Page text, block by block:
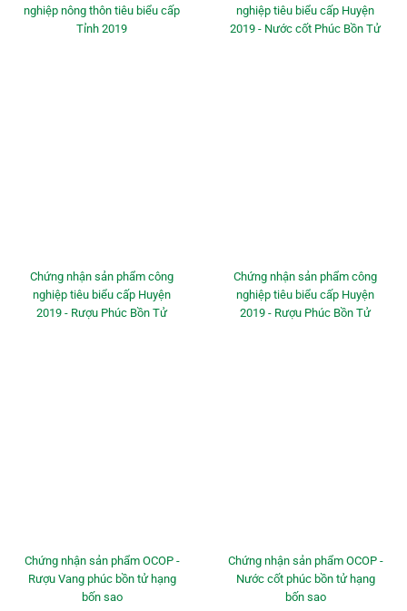
nghiệp nông thôn tiêu biểu cấp
Tỉnh 2019
nghiệp tiêu biểu cấp Huyện
2019 - Nước cốt Phúc Bồn Tử
Chứng nhận sản phẩm công
nghiệp tiêu biểu cấp Huyện
2019 - Rượu Phúc Bồn Tử
Chứng nhận sản phẩm công
nghiệp tiêu biểu cấp Huyện
2019 - Rượu Phúc Bồn Tử
Chứng nhận sản phẩm OCOP -
Rượu Vang phúc bồn tử hạng
bốn sao
Chứng nhận sản phẩm OCOP -
Nước cốt phúc bồn tử hạng
bốn sao